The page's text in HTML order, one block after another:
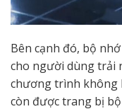
Bên cạnh đó, bộ
cho người dùng trải
chương trình không
còn được trang bị